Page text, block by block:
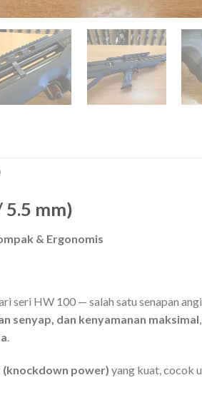
5.5 mm)
& Ergonomis
seri HW 100 — salah satu senapan
senyap, dan kenyamanan maksimal
.
(knockdown power) yang kuat, cocok